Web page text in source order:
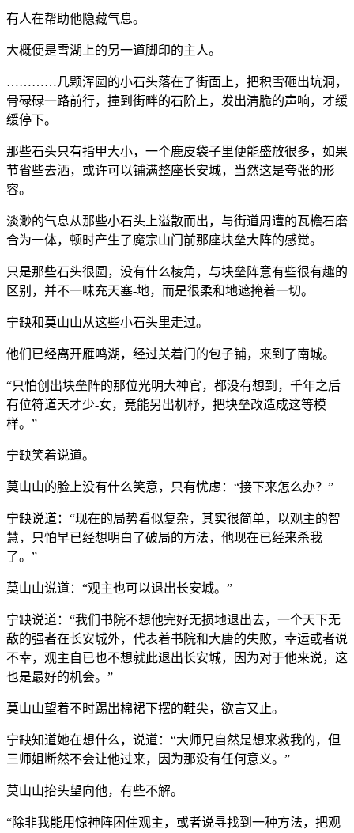
有人在帮助他隐藏气息。
大概便是雪湖上的另一道脚印的主人。
…………几颗浑圆的小石头落在了街面上，把积雪砸出坑洞，
骨碌碌一路前行，撞到街畔的石阶上，发出清脆的声响，才缓
缓停下。
那些石头只有指甲大小，一个鹿皮袋子里便能盛放很多，如果
节省些去洒，或许可以铺满整座长安城，当然这是夸张的形
容。
淡渺的气息从那些小石头上溢散而出，与街道周遭的瓦檐石磨
合为一体，顿时产生了魔宗山门前那座块垒大阵的感觉。
只是那些石头很圆，没有什么棱角，与块垒阵意有些很有趣的
区别，并不一味充天塞-地，而是很柔和地遮掩着一切。
宁缺和莫山山从这些小石头里走过。
他们已经离开雁鸣湖，经过关着门的包子铺，来到了南城。
“只怕创出块垒阵的那位光明大神官，都没有想到，千年之后
有位符道天才少-女，竟能另出机杼，把块垒改造成这等模
样。”
宁缺笑着说道。
莫山山的脸上没有什么笑意，只有忧虑：“接下来怎么办？”
宁缺说道：“现在的局势看似复杂，其实很简单，以观主的智
慧，只怕早已经想明白了破局的方法，他现在已经来杀我
了。”
莫山山说道：“观主也可以退出长安城。”
宁缺说道：“我们书院不想他完好无损地退出去，一个天下无
敌的强者在长安城外，代表着书院和大唐的失败，幸运或者说
不幸，观主自已也不想就此退出长安城，因为对于他来说，这
也是最好的机会。”
莫山山望着不时踢出棉裙下摆的鞋尖，欲言又止。
宁缺知道她在想什么，说道：“大师兄自然是想来救我的，但
三师姐断然不会让他过来，因为那没有任何意义。”
莫山山抬头望向他，有些不解。
“除非我能用惊神阵困住观主，或者说寻找到一种方法，把观